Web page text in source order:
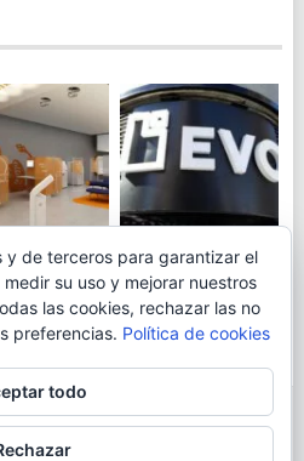
SUELO EN
0,01% TAE
EVO BANK
PERMITIRÁ
INGRESAR DINERO
DESDE LAS OFICINAS
BLOGAHORRO.
CON EL AUTOR
y de terceros para garantizar el
su uso y mejorar nuestros
las cookies, rechazar las no
preferencias. Política de cookies
todo